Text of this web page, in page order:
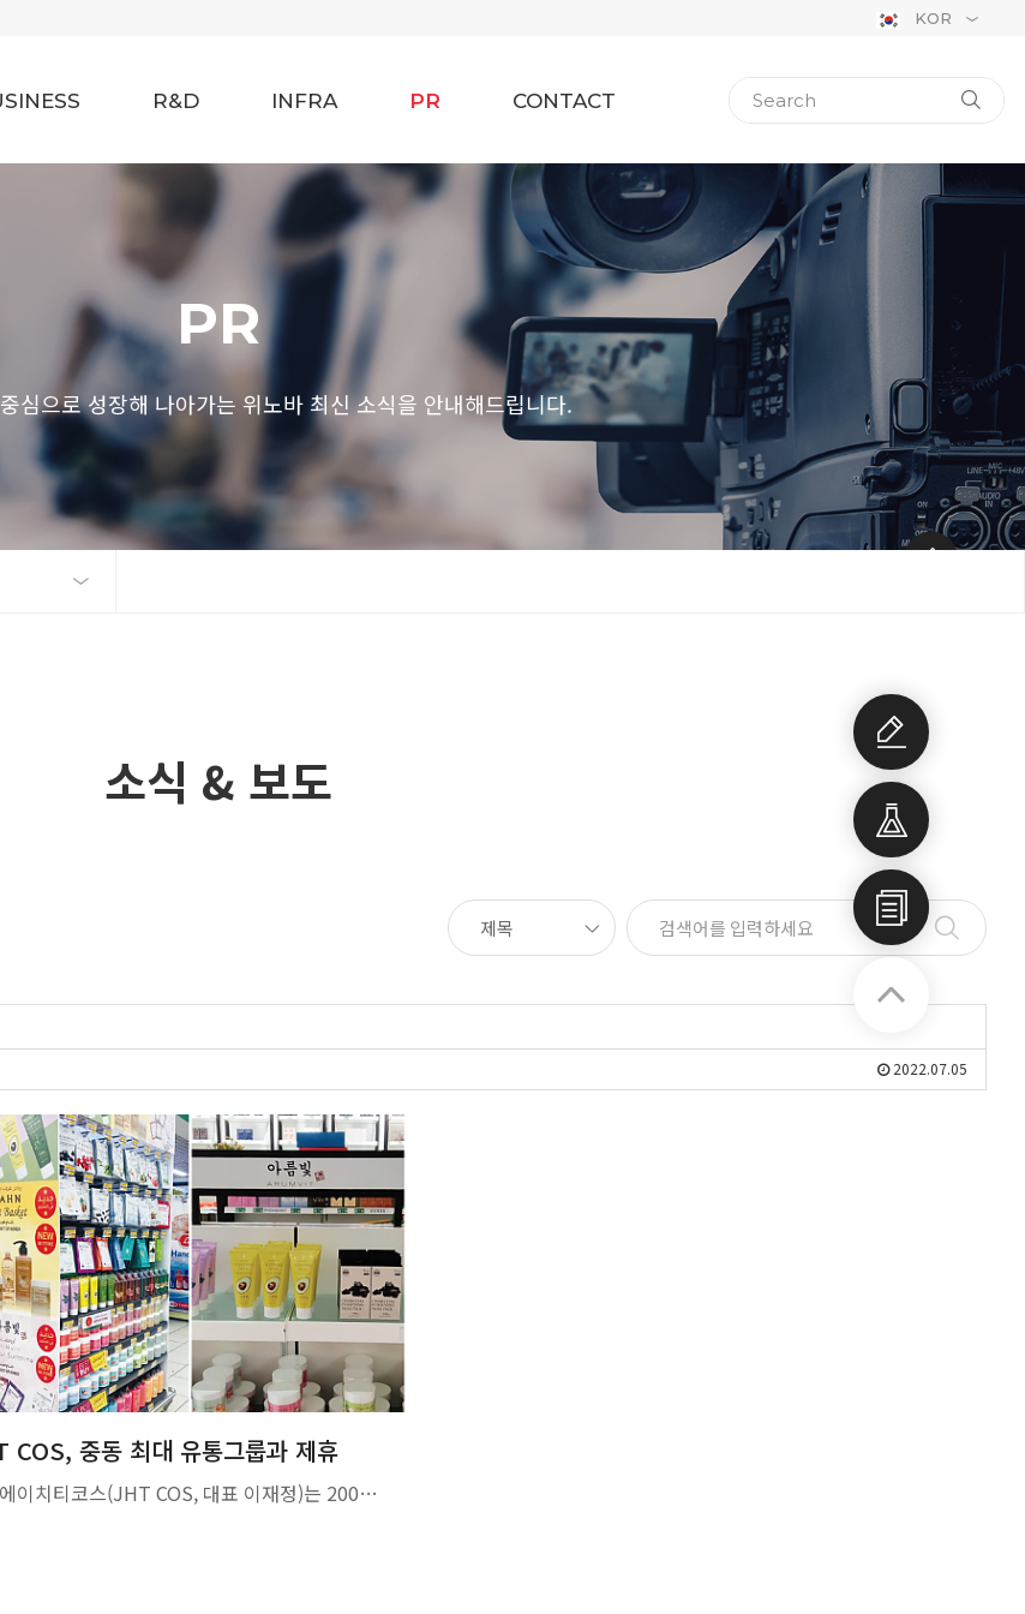
KOR
R&D INFRA PR CONTACT
PR
심으로 성장해 나아가는 위노바 최신 소식을 안내해드립니다.
소식 & 보도
개발상
담
개발품
목
회사소
개서
2022.07.05
COS, 중동 최대 유통그룹과 제휴
이치티코스(JHT COS, 대표 이재정)는 200…